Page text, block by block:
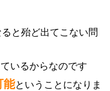
と殆ど出てこない問
いるからなのです
能ということになりま